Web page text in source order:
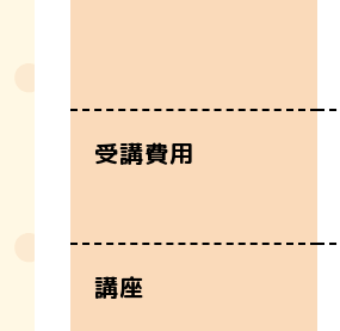
受講費用
講座